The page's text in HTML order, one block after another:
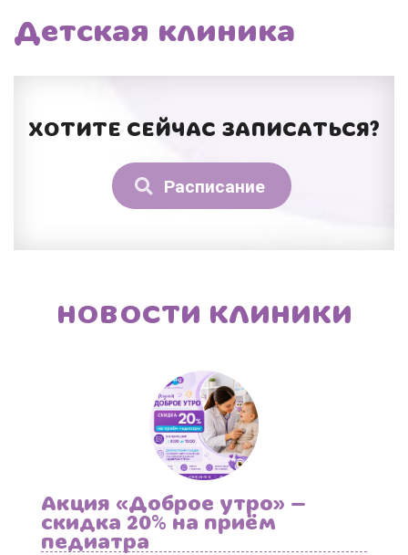
Детская клиника
ХОТИТЕ СЕЙЧАС ЗАПИСАТЬСЯ?
Расписание
НОВОСТИ КЛИНИКИ
Акция «Доброе утро» —
скидка 20% на приём
педиатра